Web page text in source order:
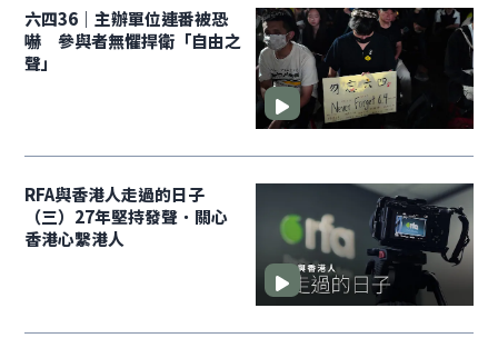
六四36｜主辦單位連番被恐
嚇 參與者無懼捍衛「自由之
聲」
RFA與香港人走過的日子
（三）27年堅持發聲．關心
香港心繫港人